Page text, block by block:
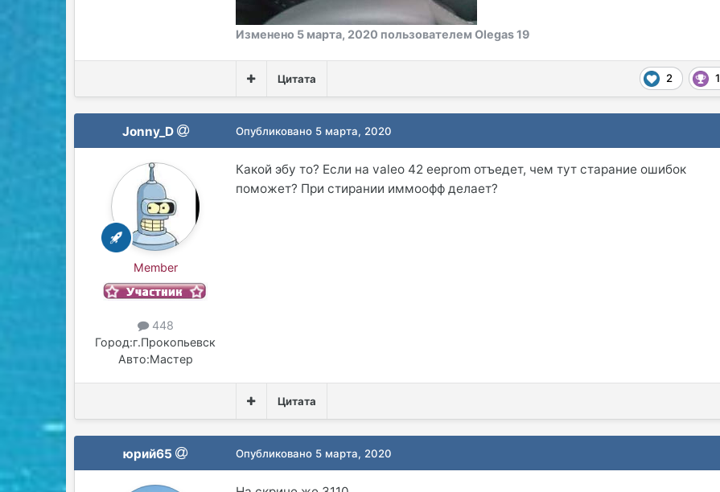
Изменено 5 марта, 2020 пользователем Olegas 19
2 1
Цитата
Jonny_D
Member
448
Город:г.Прокопьевск
Авто:Мастер
Опубликовано 5 марта, 2020
Какой эбу то? Если на valeo 42 eeprom отъедет, чем тут старание ошибок
поможет? При стирании иммоофф делает?
Цитата
юрий65 Опубликовано 5 марта, 2020